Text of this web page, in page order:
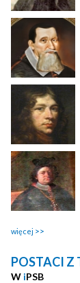
więcej
POSTACI Z
W iPSB